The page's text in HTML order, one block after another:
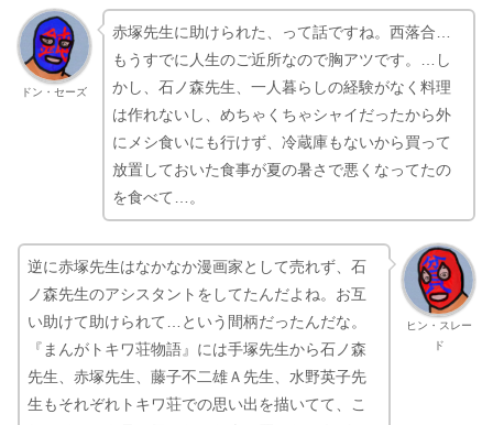
ドン・セーズ
赤塚先生に助けられた、って話ですね。西落合…
もうすでに人生のご近所なので胸アツです。…し
かし、石ノ森先生、一人暮らしの経験がなく料理
は作れないし、めちゃくちゃシャイだったから外
にメシ食いにも行けず、冷蔵庫もないから買って
放置しておいた食事が夏の暑さで悪くなってたの
を食べて…。
ヒン・スレー
ド
逆に赤塚先生はなかなか漫画家として売れず、石
ノ森先生のアシスタントをしてたんだよね。お互
い助けて助けられて…という間柄だったんだな。
『まんがトキワ荘物語』には手塚先生から石ノ森
先生、赤塚先生、藤子不二雄Ａ先生、水野英子先
生もそれぞれトキワ荘での思い出を描いてて、こ